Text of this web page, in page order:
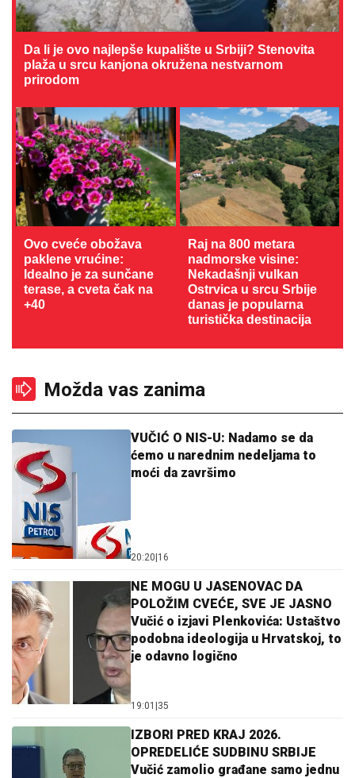
Da li je ovo najlepše kupalište u Srbiji? Stenovita
plaža u srcu kanjona okružena nestvarnom
prirodom
Ovo cveće obožava
paklene vrućine:
Idealno je za sunčane
terase, a cveta čak na
+40
Raj na 800 metara
nadmorske visine:
Nekadašnji vulkan
Ostrvica u srcu Srbije
danas je popularna
turistička destinacija
Možda vas zanima
VUČIĆ O NIS-U: Nadamo se da
ćemo u narednim nedeljama to
moći da završimo
20:20|16
NE MOGU U JASENOVAC DA
POLOŽIM CVEĆE, SVE JE JASNO
Vučić o izjavi Plenkovića: Ustaštvo
podobna ideologija u Hrvatskoj, to
je odavno logično
19:01 |35
IZBORI PRED KRAJ 2026.
OPREDELIĆE SUDBINU SRBIJE
Vučić zamolio građane samo jednu